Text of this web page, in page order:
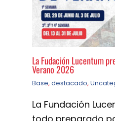
La Fudación Lucentum
Verano 2026
Base, destacado,
La Fundación